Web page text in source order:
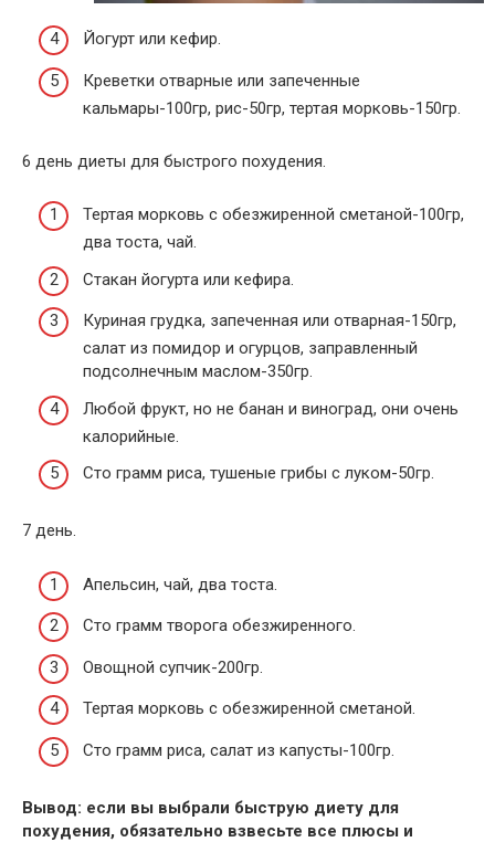
Йогурт или кефир.
Креветки отварные или запеченные
кальмары-100гр, рис-50гр, тертая морковь-150гр.
6 день диеты для быстрого похудения.
Тертая морковь с обезжиренной сметаной-100гр,
два тоста, чай.
Стакан йогурта или кефира.
Куриная грудка, запеченная или отварная-150гр,
салат из помидор и огурцов, заправленный
подсолнечным маслом-350гр.
Любой фрукт, но не банан и виноград, они очень
калорийные.
Сто грамм риса, тушеные грибы с луком-50гр.
7 день.
Апельсин, чай, два тоста.
Сто грамм творога обезжиренного.
Овощной супчик-200гр.
Тертая морковь с обезжиренной сметаной.
Сто грамм риса, салат из капусты-100гр.
Вывод: если вы выбрали быструю диету для
похудения, обязательно взвесьте все плюсы и